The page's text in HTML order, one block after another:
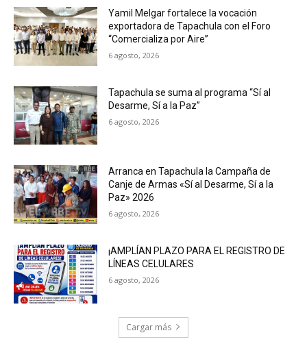
Yamil Melgar fortalece la vocación
exportadora de Tapachula con el Foro
“Comercializa por Aire”
6 agosto, 2026
Tapachula se suma al programa “Sí al
Desarme, Sí a la Paz”
6 agosto, 2026
Arranca en Tapachula la Campaña de
Canje de Armas «Sí al Desarme, Sí a la
Paz» 2026
6 agosto, 2026
¡AMPLÍAN PLAZO PARA EL REGISTRO DE
LÍNEAS CELULARES
6 agosto, 2026
Cargar más